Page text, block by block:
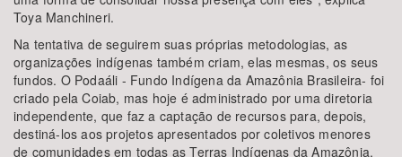
Toya Manchineri.
Na tentativa de seguirem suas próprias metodologias, as
organizações indígenas também criam, elas mesmas, os seus
fundos. O Podaáli - Fundo Indígena da Amazônia Brasileira- foi
criado pela Coiab, mas hoje é administrado por uma diretoria
independente, que faz a captação de recursos para, depois,
destiná-los aos projetos apresentados por coletivos menores
de comunidades em todas as Terras Indígenas da Amazônia.